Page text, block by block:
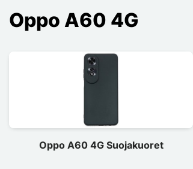
Oppo A60 4G
Oppo A60 4G Suojakuoret